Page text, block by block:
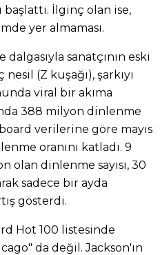
başlattı. İlginç olan ise,
yer almaması.
sanatçının eski
(Z kuşağı), şarkıyı
viral bir akıma
388 milyon dinlenme
verilerine göre mayıs
oranını katladı. 9
olan dinlenme sayısı, 30
sadece bir ayda
gösterdi.
Hot 100 listesinde
da değil. Jackson'ın